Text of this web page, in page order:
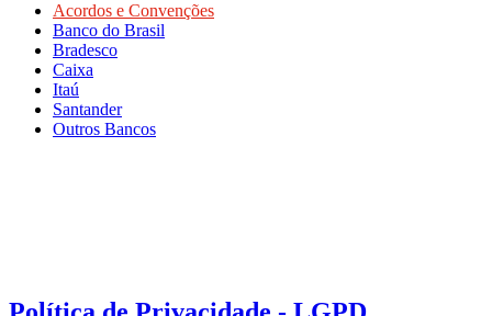
Acordos e Convenções
Banco do Brasil
Bradesco
Caixa
Itaú
Santander
Outros Bancos